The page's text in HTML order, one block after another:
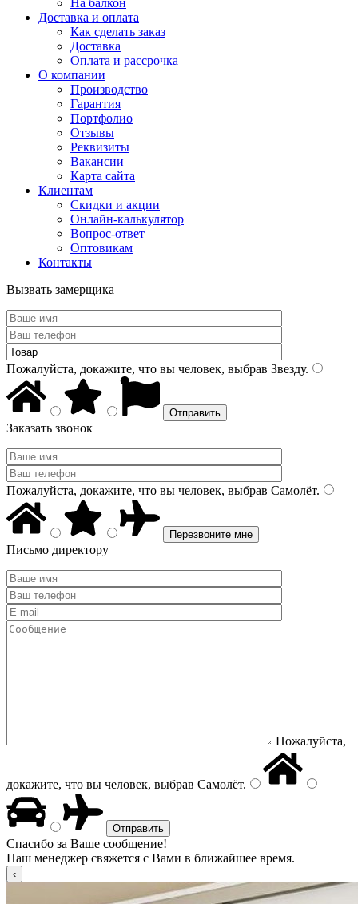
На балкон
Доставка и оплата
Как сделать заказ
Доставка
Оплата и рассрочка
О компании
Производство
Гарантия
Портфолио
Отзывы
Реквизиты
Вакансии
Карта сайта
Клиентам
Скидки и акции
Онлайн-калькулятор
Вопрос-ответ
Оптовикам
Контакты
Вызвать замерщика
Пожалуйста, докажите, что вы человек, выбрав Звезду.
Заказать звонок
Пожалуйста, докажите, что вы человек, выбрав Самолёт.
Письмо директору
Пожалуйста,
докажите, что вы человек, выбрав Самолёт.
Спасибо за Ваше сообщение!
Наш менеджер свяжется с Вами в ближайшее время.